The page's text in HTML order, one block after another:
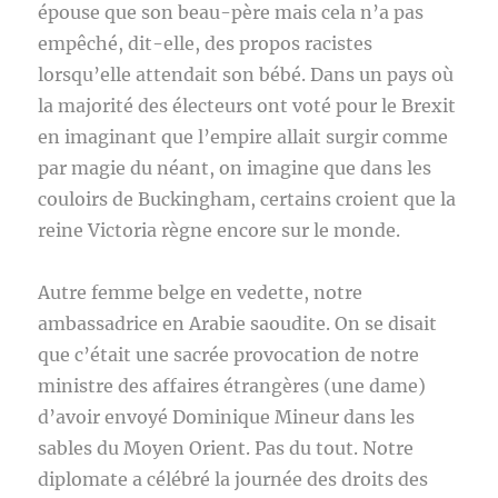
épouse que son beau-père mais cela n’a pas
empêché, dit-elle, des propos racistes
lorsqu’elle attendait son bébé. Dans un pays où
la majorité des électeurs ont voté pour le Brexit
en imaginant que l’empire allait surgir comme
par magie du néant, on imagine que dans les
couloirs de Buckingham, certains croient que la
reine Victoria règne encore sur le monde.
Autre femme belge en vedette, notre
ambassadrice en Arabie saoudite. On se disait
que c’était une sacrée provocation de notre
ministre des affaires étrangères (une dame)
d’avoir envoyé Dominique Mineur dans les
sables du Moyen Orient. Pas du tout. Notre
diplomate a célébré la journée des droits des